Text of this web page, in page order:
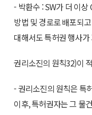
- 박환수 : SW가 더 이
방법 및 경로로 배포되
대해서도 특허권 행사
권리소진의 원칙32)이
- 권리소진의 원칙은 특
이후, 특허권자는 그 물